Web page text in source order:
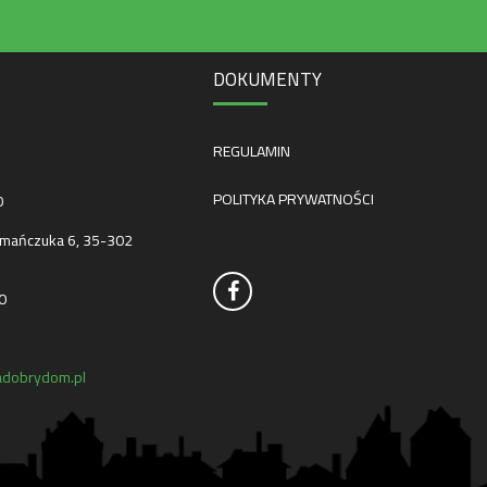
6, 35-302
DOKUMENTY
REGULAMIN
POLITYKA PRYWATNOŚCI